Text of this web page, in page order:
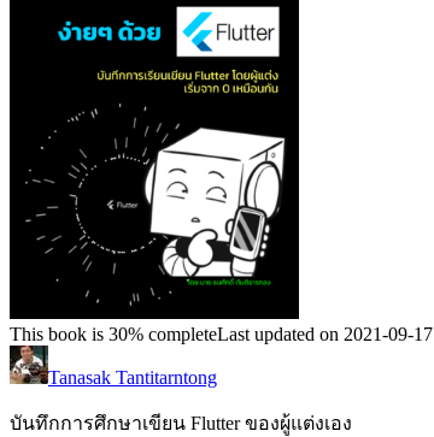
This book is 30% completeLast updated on 2021-09-17
Tanasak Tantitarntong
บันทึกการศึกษาเขียน Flutter ของผู้แต่งเอง